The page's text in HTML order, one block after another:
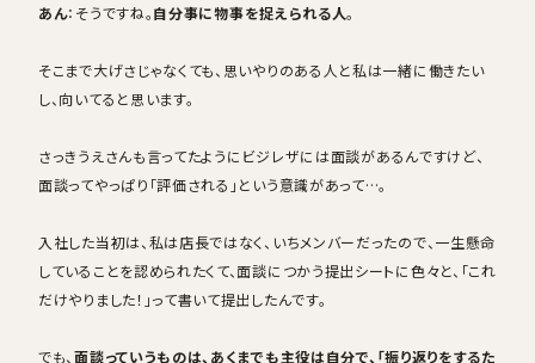
あん：そうですね。自分事に物事を捉えられる人。
そこまで大げさじゃなくても、思いやりのある人と私は一緒に働きたい
し、向いてると思います。
さっきうえさんも言ってたようにビジレザには面談があるんですけど、
面談ってやっぱり「評価される」という意識があって…。
入社した当初は、私は店長ではなく、いちメンバーだったので、一生懸命
していることを認められたくて、面談につかう提出シートに色々と、「これ
だけやりました！」って書いて提出したんです。
でも、面談っていうものは、あくまでも主役は自分で、「振り返りをするた